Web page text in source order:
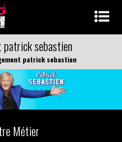
patrick sebastien
patrick sebastien
Métier